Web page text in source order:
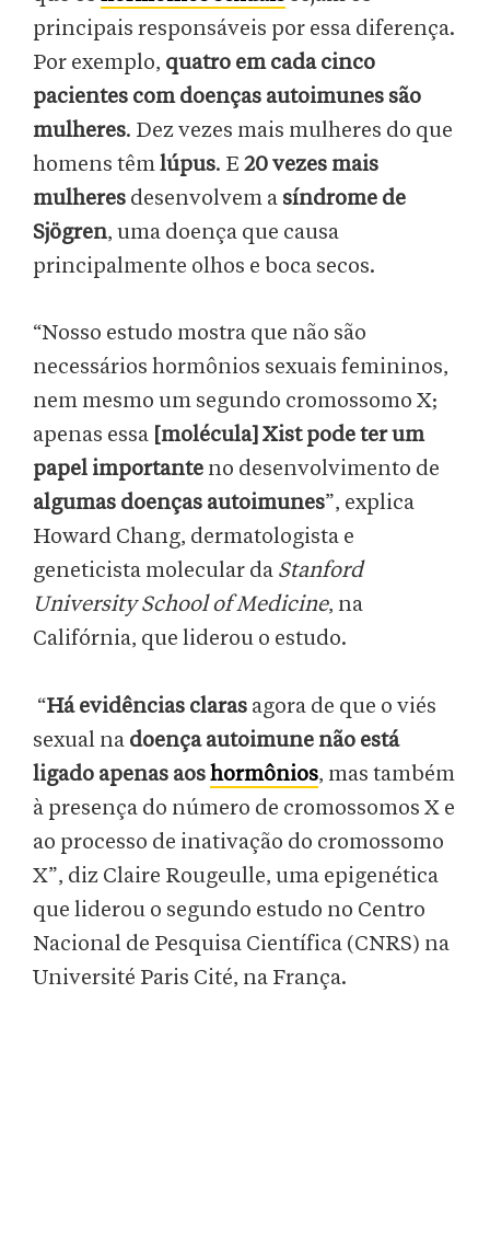
principais responsáveis por essa diferença.
Por exemplo, quatro em cada cinco
pacientes com doenças autoimunes são
mulheres. Dez vezes mais mulheres do que
homens têmlúpus. E 20 vezes mais
mulheres desenvolvem a síndrome de
Sjögren, uma doença que causa
principalmente olhos e boca secos.
“Nosso estudo mostra que não são
necessários hormônios sexuais femininos,
nem mesmo um segundo cromossomo X;
apenas essa [molécula] Xist pode ter um
papel importante no desenvolvimento de
algumas doenças autoimunes”, explica
Howard Chang, dermatologista e
geneticista molecular da Stanford
University School of Medicine, na
Califórnia, que liderou o estudo.
“Há evidências claras agora de que o viés
sexual na doença autoimune não está
ligado apenas aoshormônios, mas também
à presença do número de cromossomos X e
ao processo de inativação do cromossomo
X”, diz Claire Rougeulle, uma epigenética
que liderou o segundo estudo no Centro
Nacional de Pesquisa Científica (CNRS) na
Université Paris Cité, na França.